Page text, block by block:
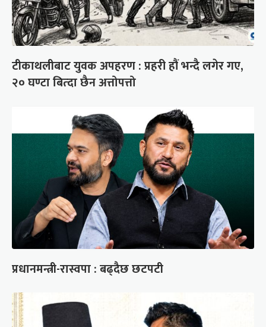
टीकाथलीबाट युवक अपहरण : प्रहरी हौं भन्दै लगेर गए,
२० घण्टा बित्दा छैन अत्तोपत्तो
प्रधानमन्त्री-रास्वपा : बढ्दैछ छटपटी